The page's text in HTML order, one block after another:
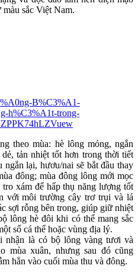
sắc Việt Nam.
B%C3%A1-
h%C3%A1t-trong-
theo mùa: hè lông mỏng, ngắn
tản nhiệt tốt hơn trong thời tiết
ngắn lại, hươu/nai sẽ bắt đầu thay
đông; mùa đông lông mới mọc
xám để hấp thụ năng lượng tốt
với môi trường cây trơ trụi và lá
sợi rỗng bên trong, giúp giữ nhiệt
lông hè đôi khi có thể mang sắc
số cá thể hoặc vùng địa lý.
nhận là có bộ lông vàng tươi và
mùa xuân, nhưng sau đó cũng
hẳn vào cuối mùa thu và đông.